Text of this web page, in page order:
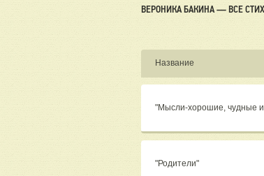
ВЕРОНИКА БАКИНА — ВСЕ
Название
"Мысли-хорошие, чудные
"Родители"